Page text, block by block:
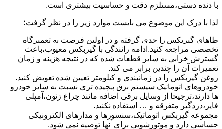
با دنده دستی،مستلزم دقت و حساسیت بیشتری است.
لذا با درک این موضوع می بایست موارد زیر را در نظر گرفت؛
طاهای گیربکس را جدی گرفته و در اولین فرصت به تعمیرگاه
تخصصی مراجعه کنید.ادامه رانندگی با گیربکس معیوب،باعث
گسترش خرابی به سایر قطعات شده که در نتیجه هزینه و زمان
تعمیرات آن را چندین برابر می کند.
روغن گیربکس را در زمانبندی و کیلومتر تعیین شده تعویض کنید.
خودروهای اتوماتیک سیستم برق پیچیده تری نسبت به سایر خودرو
ها دارند،ترجیحا از وسایل برقی اضافه مانند چراغ زنون،آمپلی
فایر،دزدگیر متفرقه و … استفاده نکنید.
مجموعه گیربکس اتوماتیک،سنسورها و مدارهای الکترونیکی
حساسی دارد و موتورشویی برای آنها توصیه نمی شود.